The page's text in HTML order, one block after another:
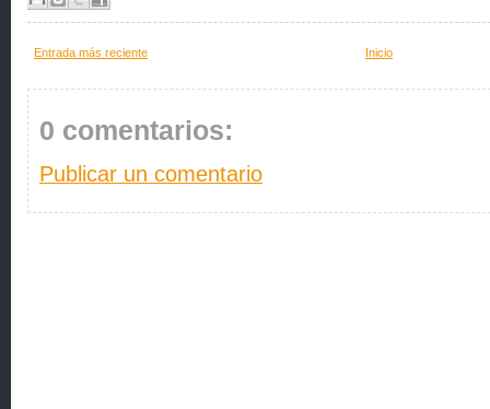
Entrada más reciente Inicio
0 comentarios:
Publicar un comentario